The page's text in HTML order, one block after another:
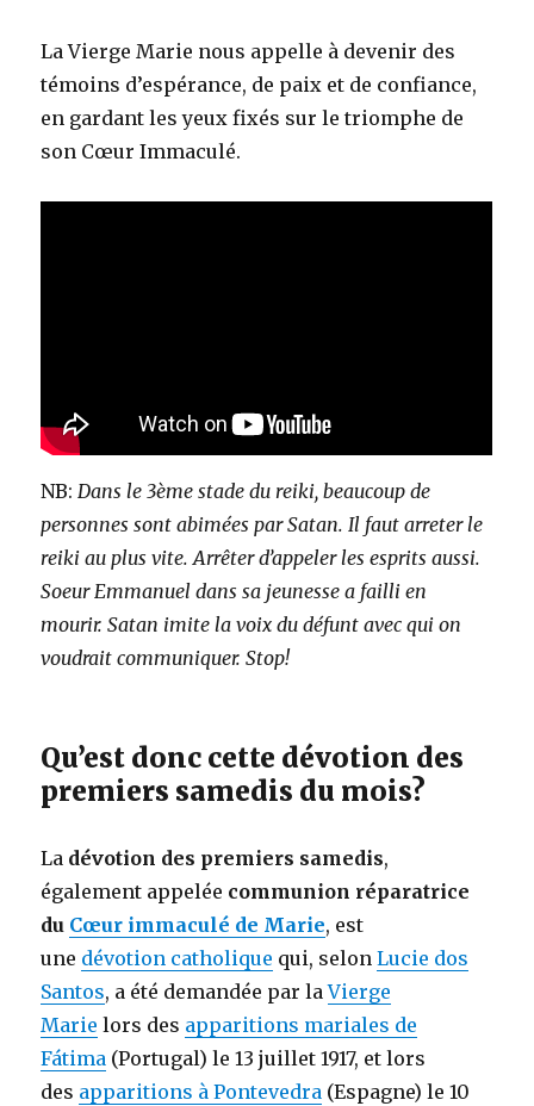
La Vierge Marie nous appelle à devenir des
témoins d’espérance, de paix et de confiance,
en gardant les yeux fixés sur le triomphe de
son Cœur Immaculé.
NB:Dans le 3ème stade du reiki, beaucoup de
personnes sont abimées par Satan. Il faut arreter le
reiki au plus vite. Arrêter d’appeler les esprits aussi.
Soeur Emmanuel dans sa jeunesse a failli en
mourir. Satan imite la voix du défunt avec qui on
voudrait communiquer. Stop!
Qu’est donc cette dévotion des
premiers samedis du mois?
La dévotion des premiers samedis,
également appelée communion réparatrice
du Cœur immaculé de Marie, est
une dévotion catholique qui, selonLucie dos
Santos, a été demandée par laVierge
Marie lors des apparitions mariales de
Fátima (Portugal) le 13 juillet 1917, et lors
des apparitions à Pontevedra (Espagne) le 10